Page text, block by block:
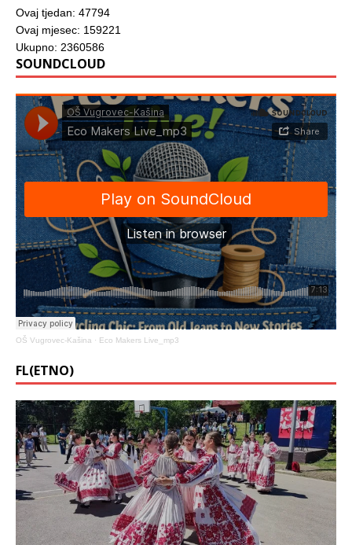
Ovaj tjedan: 47794
Ovaj mjesec: 159221
Ukupno: 2360586
SOUNDCLOUD
OŠ Vugrovec-Kašina · Eco Makers Live_mp3
FL(ETNO)